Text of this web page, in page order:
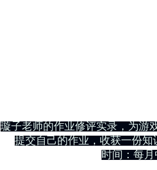
璇子老师的作业修评实录，为游
提交自己的作业，收获一份
时间：每